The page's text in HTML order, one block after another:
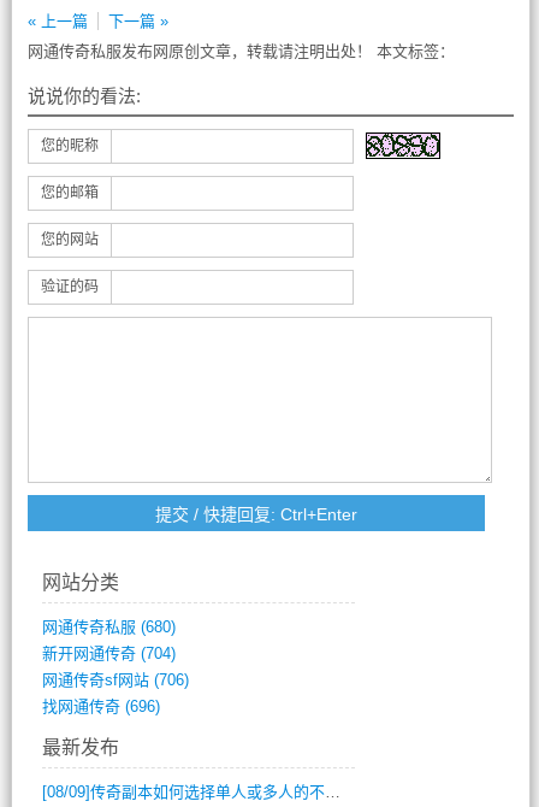
« 上一篇
下一篇 »
网通传奇私服发布网原创文章，转载请注明出处！ 本文标签：
说说你的看法:
您的昵称
您的邮箱
您的网站
验证的码
网站分类
网通传奇私服 (680)
新开网通传奇(704)
网通传奇sf网站(706)
找网通传奇(696)
最新发布
[08/09]传奇副本如何选择单人或多人的不同模式？